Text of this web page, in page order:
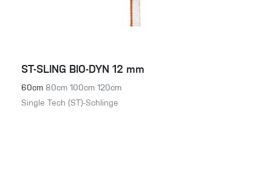
ST-SLING BIO-DYN 12 mm
60cm 80cm 100cm 120cm
Single Tech (ST)-Schlinge